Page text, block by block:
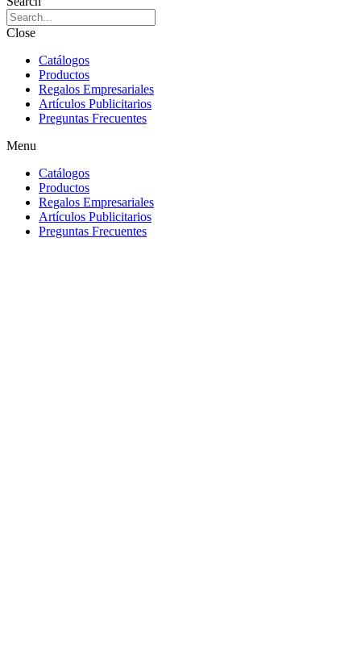
Close
Catálogos
Productos
Regalos Empresariales
Artículos Publicitarios
Preguntas Frecuentes
Menu
Catálogos
Productos
Regalos Empresariales
Artículos Publicitarios
Preguntas Frecuentes